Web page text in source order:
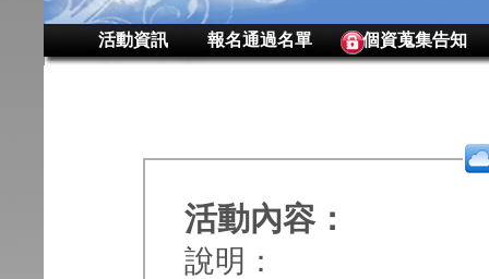
活動資訊 報名通過名單 個資蒐集告知
活動內容：
說明：